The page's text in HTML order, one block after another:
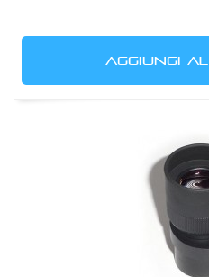
AGGIUNGI